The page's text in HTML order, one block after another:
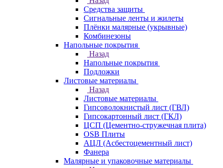
Средства защиты
Сигнальные ленты и жилеты
Плёнки малярные (укрывные)
Комбинезоны
Напольные покрытия
Назад
Напольные покрытия
Подложки
Листовые материалы
Назад
Листовые материалы
Гипсоволокнистый лист (ГВЛ)
Гипсокартонный лист (ГКЛ)
ЦСП (Цементно-стружечная плита)
OSB Плиты
АЦЛ (Асбестоцементный лист)
Фанера
Малярные и упаковочные материалы